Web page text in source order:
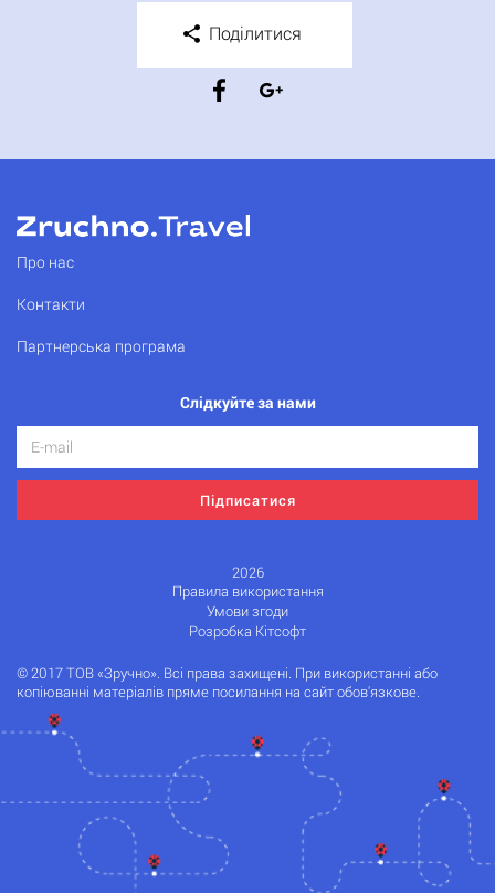
Поділитися
Про нас
Контакти
Партнерська програма
Слідкуйте за нами
Підписатися
2026
Правила використання
Умови згоди
Розробка Кітсофт
© 2017 ТОВ «Зручно». Всі права захищені. При використанні або
копіюванні матеріалів пряме посилання на сайт обов'язкове.